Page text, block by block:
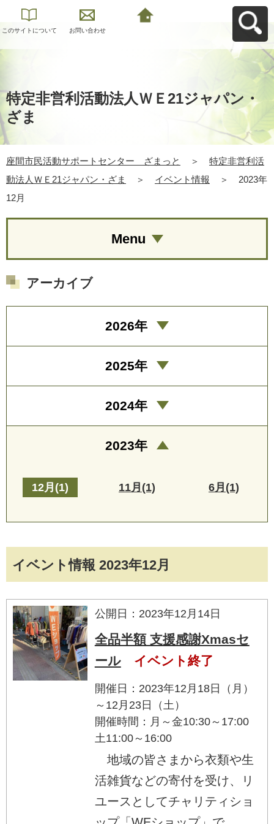
このサイトについて お問い合わせ
特定非営利活動法人ＷＥ21ジャパン・
ざま
座間市民活動サポートセンター ざまっと ＞
特定非営利活
動法人ＷＥ21ジャパン・ざま
＞ イベント情報 ＞
2023年
12月
イベント情報 2023年12月
公開日：2023年12月14日
全品半額 支援感謝Xmasセ
ール
イベント終了
開催日：2023年12月18日（月）
～12月23日（土）
開催時間：月～金10:30～17:00
土11:00～16:00
地域の皆さまから衣類や生
活雑貨などの寄付を受け、リ
ユースとしてチャリティショ
Menu
アーカイブ
2026年
2025年
2024年
2023年
12月(1) 11月(1) 6月(1)